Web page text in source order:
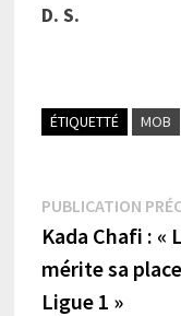
D. S.
ÉTIQUETTÉ MOB
de
l’article
PUBLICATION
Kada Chafi : «
mérite sa
Ligue 1 »